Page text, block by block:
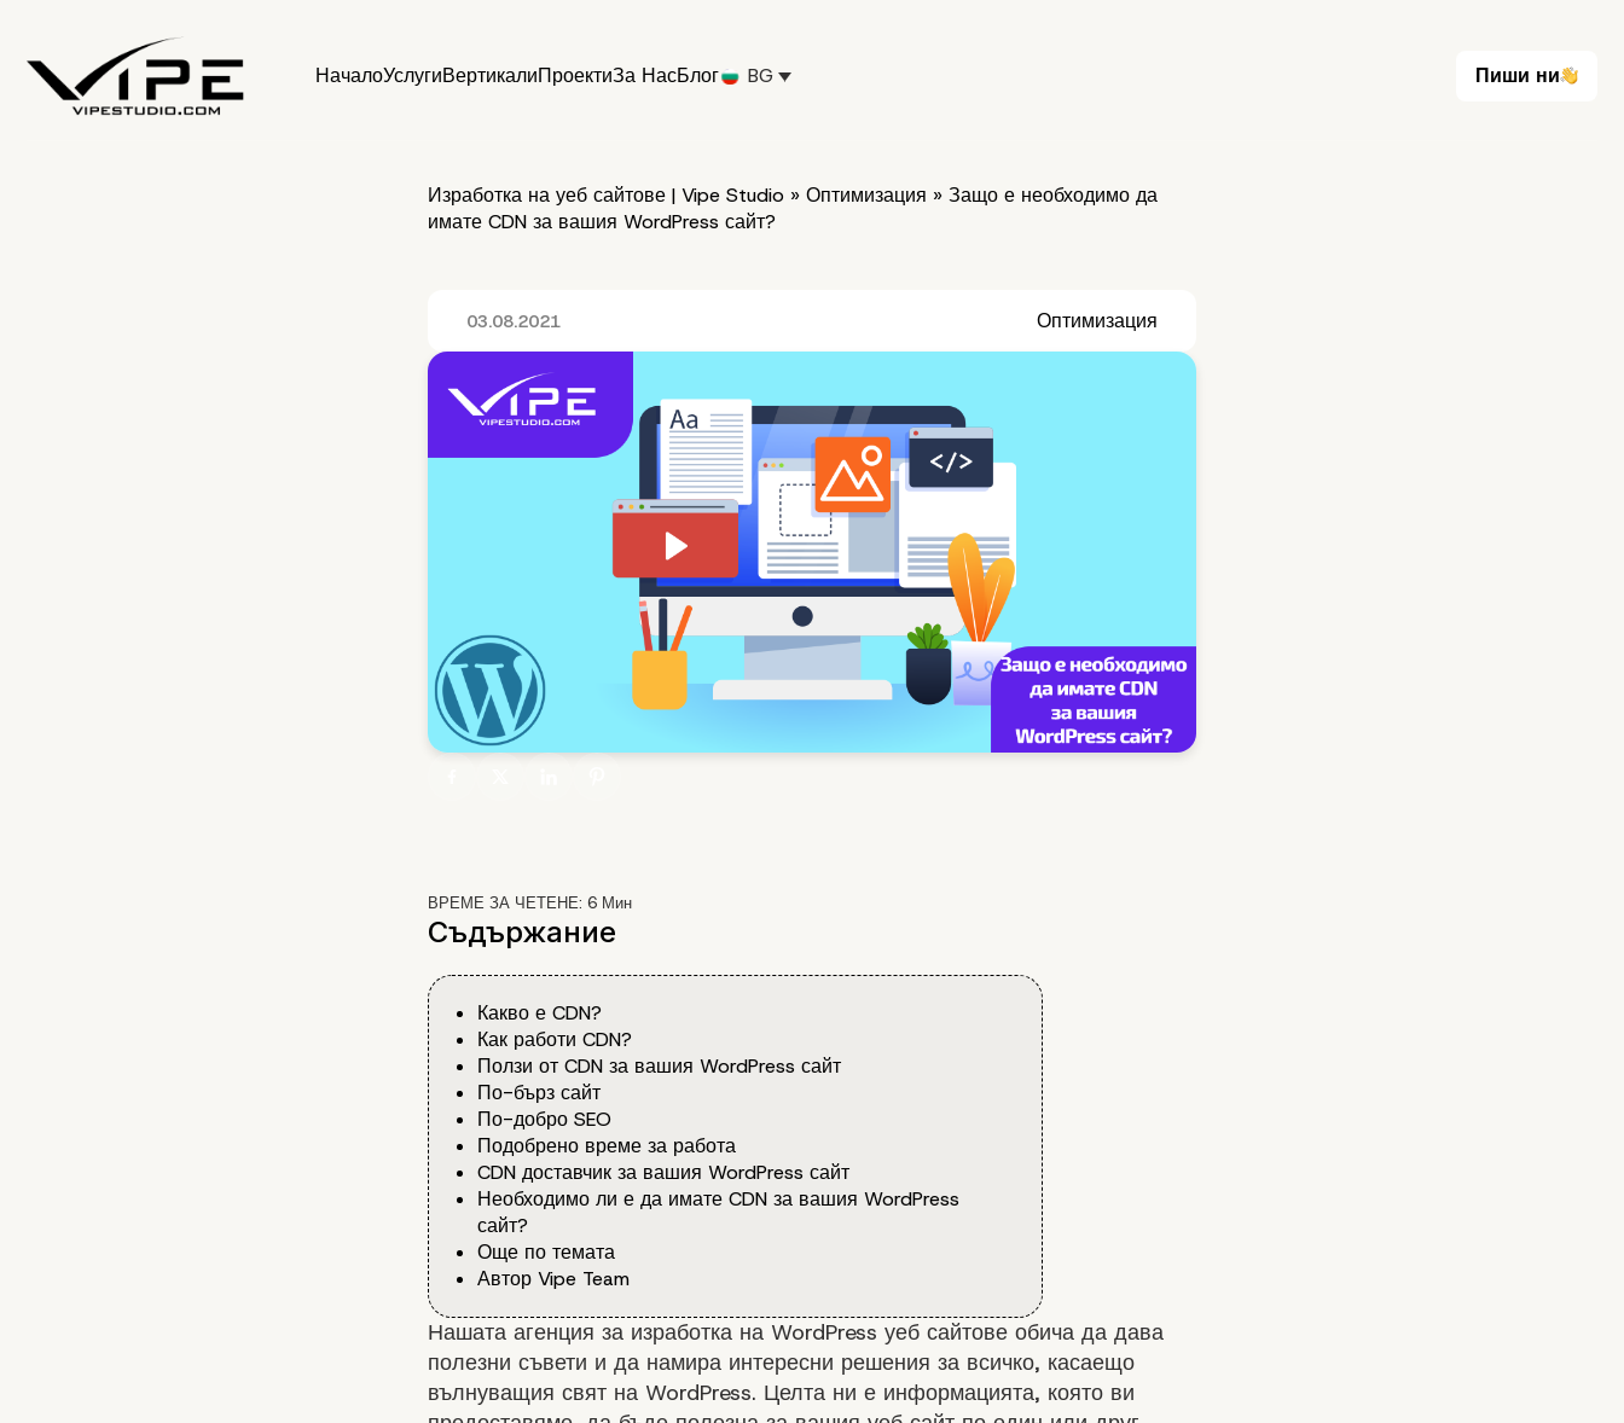
НачалоУслугиВертикалиПроектиЗа НасБлог BG
Пиши ни
Изработка на уеб сайтове | Vipe Studio » Оптимизация » Защо е необходимо да
имате CDN за вашия WordPress сайт?
03.08.2021 Оптимизация
ВРЕМЕ ЗА ЧЕТЕНЕ: 6 Мин
Съдържание
Какво е CDN?
Как работи CDN?
Ползи от CDN за вашия WordPress сайт
По-бърз сайт
По-добро SEO
Подобрено време за работа
CDN доставчик за вашия WordPress сайт
Необходимо ли е да имате CDN за вашия WordPress
сайт?
Още по темата
Автор Vipe Team
Нашата агенция за изработка на WordPress уеб сайтове обича да дава
полезни съвети и да намира интересни решения за всичко, касаещо
вълнуващия свят на WordPress. Целта ни е информацията, която ви